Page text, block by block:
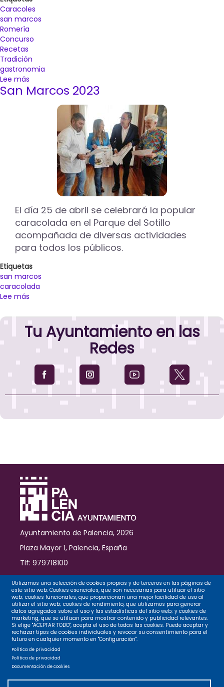
Caracoles
san marcos
Romería
Concurso
Recetas
Tradición
gastronomia
Lee más
Abierto
inscripción
participar
en
el
concurso
de
caracoles
la
Romería
de
San Marcos 2023
El día 25 de abril se celebrará la popular
caracolada en el Parque del Sotillo
acompañada de diversas actividades
para todos los públicos.
Etiquetas
san marcos
caracolada
Lee más
Marcos
2023
Tu Ayuntamiento en las
Redes
Ayuntamiento de Palencia, 2026
Plaza Mayor 1, Palencia, España
Tlf: 979718100
Contacto
Legal
Privacidad
Utilizamos una selección de cookies propias y de terceros en las páginas de
este sitio web: Cookies esenciales, que son necesarias para utilizar el sitio
web; cookies funcionales, que proporcionan una mejor facilidad de uso al
utilizar el sitio web; cookies de rendimiento, que utilizamos para generar
datos agregados sobre el uso y las estadísticas del sitio web; y cookies de
marketing, que se utilizan para mostrar contenido y publicidad relevantes.
Si elige "ACEPTAR TODO", acepta el uso de todas las cookies. Puede aceptar y
rechazar tipos de cookies individuales y revocar su consentimiento para el
futuro en cualquier momento en "Configuración".
Política de privacidad
Política de privacidad
Documentación de cookies